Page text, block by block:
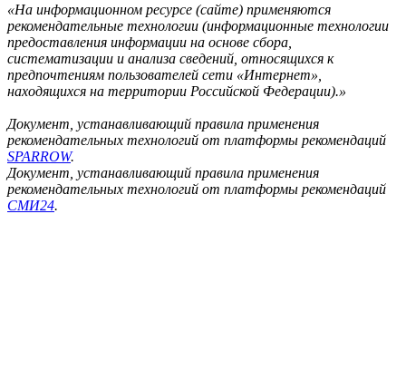
«На информационном ресурсе (сайте) применяются
рекомендательные технологии (информационные технологии
предоставления информации на основе сбора,
систематизации и анализа сведений, относящихся к
предпочтениям пользователей сети «Интернет»,
находящихся на территории Российской Федерации).»
Документ, устанавливающий правила применения
рекомендательных технологий от платформы рекомендаций
SPARROW.
Документ, устанавливающий правила применения
рекомендательных технологий от платформы рекомендаций
СМИ24.